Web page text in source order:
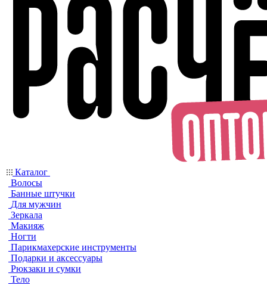
Каталог
Волосы
Банные штучки
Для мужчин
Зеркала
Макияж
Ногти
Парикмахерские инструменты
Подарки и аксессуары
Рюкзаки и сумки
Тело